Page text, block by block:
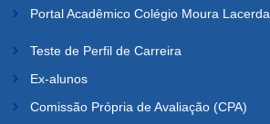
Portal Acadêmico Colégio Moura Lacerda
Teste de Perfil de Carreira
Ex-alunos
Comissão Própria de Avaliação (CPA)